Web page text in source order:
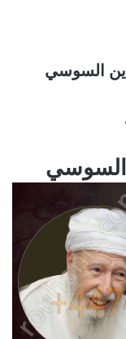
السوسي
السوسي